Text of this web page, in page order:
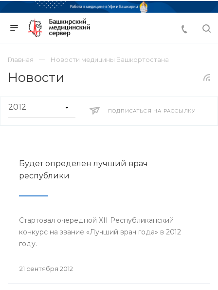
Главная Новости медицины Башкортостана
Новости
ПОДПИСАТЬСЯ НА РАССЫЛКУ
Будет определен лучший врач
республики
Стартовал очередной XII Республиканский
конкурс на звание «Лучший врач года» в 2012
году.
21 сентября 2012